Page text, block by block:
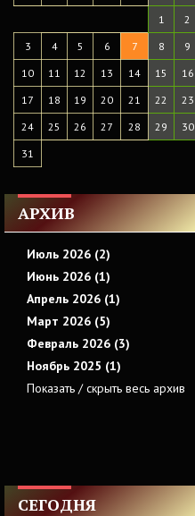
1
2
3
4 5 6 7 8
9
10
11 12 13 14 15
16
17
18 19 20 21 22
23
24
25 26 27 28 29
30
31
АРХИВ
Июль 2026 (2)
Июнь 2026 (1)
Апрель 2026 (1)
Март 2026 (5)
Февраль 2026 (3)
Ноябрь 2025 (1)
Показать / скрыть весь архив
СЕГОДНЯ